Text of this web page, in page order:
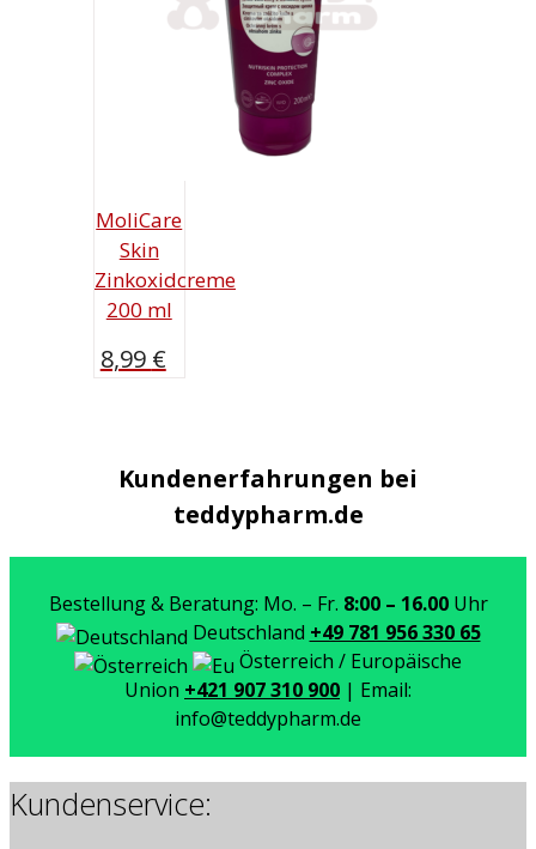
MoliCare
Skin
Zinkoxidcreme
200 ml
8,99 €
Kundenerfahrungen bei
teddypharm.de
Bestellung & Beratung: Mo. – Fr. 8:00 – 16.00Uhr
Deutschland +49 781 956 330 65
Österreich / Europäische
Union +421 907 310 900 | Email:
info@teddypharm.de
Kundenservice: